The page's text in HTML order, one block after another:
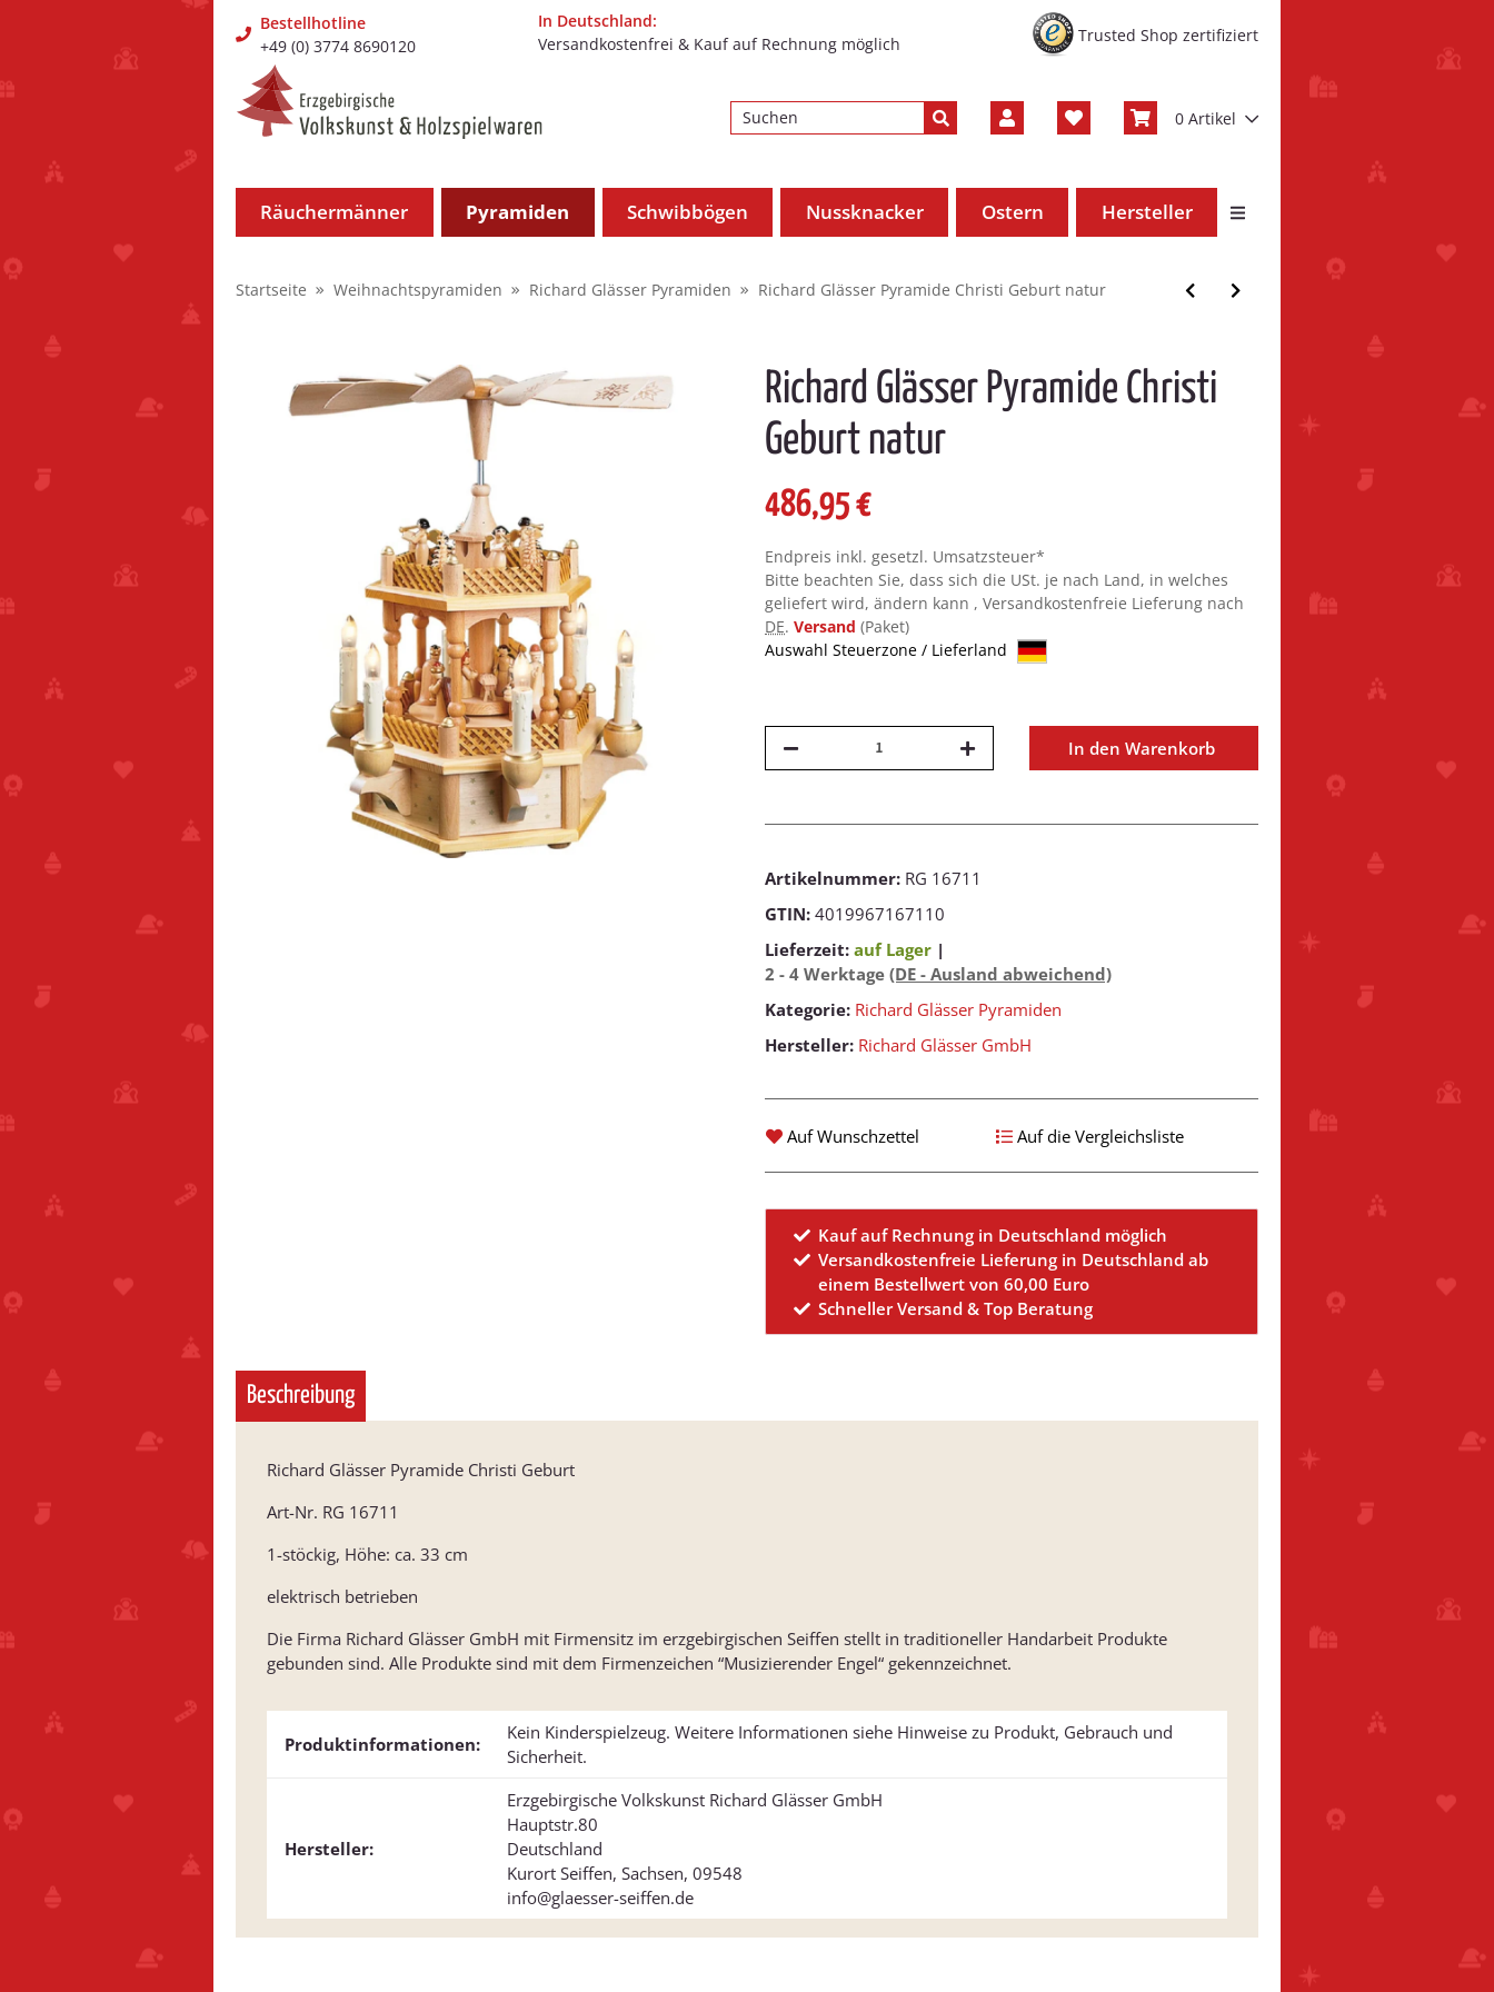
Bestellhotline
+49 (0) 3774 8690120
In Deutschland:
Versandkostenfrei & Kauf auf Rechnung möglich
Trusted Shop zertifiziert
0 Artikel
Räuchermänner Pyramiden Schwibbögen Nussknacker Ostern Hersteller
Startseite Weihnachtspyramiden Richard Glässer Pyramiden Richard Glässer Pyramide Christi Geburt natur
Richard Glässer Pyramide Christi
Geburt natur
486,95 €
Endpreis inkl. gesetzl. Umsatzsteuer*
Bitte beachten Sie, dass sich die USt. je nach Land, in welches
geliefert wird, ändern kann , Versandkostenfreie Lieferung nach
DE. Versand (Paket)
Auswahl Steuerzone / Lieferland
In den Warenkorb
Artikelnummer: RG 16711
GTIN: 4019967167110
Lieferzeit: auf Lager |
2 - 4 Werktage (DE - Ausland abweichend)
Kategorie: Richard Glässer Pyramiden
Hersteller: Richard Glässer GmbH
Auf Wunschzettel Auf die Vergleichsliste
Kauf auf Rechnung in Deutschland möglich
Versandkostenfreie Lieferung in Deutschland ab
einem Bestellwert von 60,00 Euro
Schneller Versand & Top Beratung
Beschreibung
Richard Glässer Pyramide Christi Geburt
Art-Nr. RG 16711
1-stöckig, Höhe: ca. 33 cm
elektrisch betrieben
Die Firma Richard Glässer GmbH mit Firmensitz im erzgebirgischen Seiffen stellt in traditioneller Handarbeit Produkte
gebunden sind. Alle Produkte sind mit dem Firmenzeichen “Musizierender Engel“ gekennzeichnet.
Produktinformationen:
Kein Kinderspielzeug. Weitere Informationen siehe Hinweise zu Produkt, Gebrauch und
Sicherheit.
Hersteller:
Erzgebirgische Volkskunst Richard Glässer GmbH
Hauptstr.80
Deutschland
Kurort Seiffen, Sachsen, 09548
info@glaesser-seiffen.de